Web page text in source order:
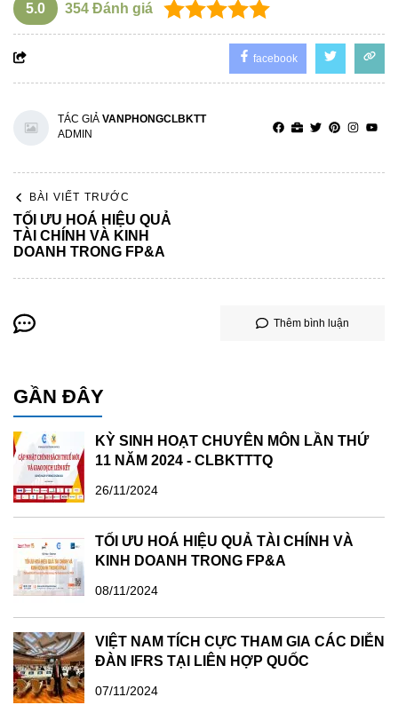
5.0 354 Đánh giá
facebook
TÁC GIẢ VANPHONGCLBKTT
ADMIN
BÀI VIẾT TRƯỚC
TỐI ƯU HOÁ HIỆU QUẢ
TÀI CHÍNH VÀ KINH
DOANH TRONG FP&A
Thêm bình luận
GẦN ĐÂY
KỲ SINH HOẠT CHUYÊN MÔN LẦN THỨ
11 NĂM 2024 - CLBKTTTQ
26/11/2024
TỐI ƯU HOÁ HIỆU QUẢ TÀI CHÍNH VÀ
KINH DOANH TRONG FP&A
08/11/2024
VIỆT NAM TÍCH CỰC THAM GIA CÁC DIỄN
ĐÀN IFRS TẠI LIÊN HỢP QUỐC
07/11/2024